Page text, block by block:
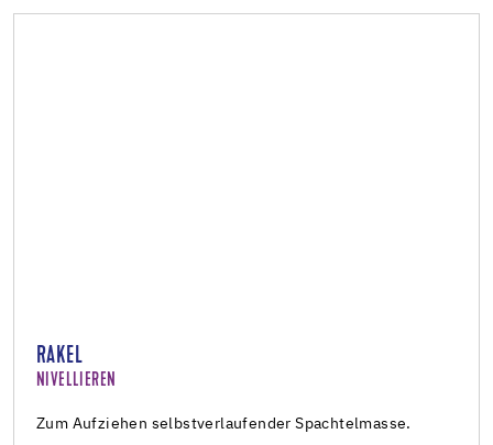
RAKEL
NIVELLIEREN
Zum Aufziehen selbstverlaufender Spachtelmasse.